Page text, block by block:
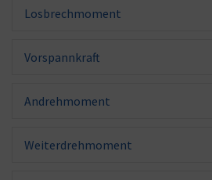
Losbrechmoment
Vorspannkraft
Andrehmoment
Weiterdrehmoment